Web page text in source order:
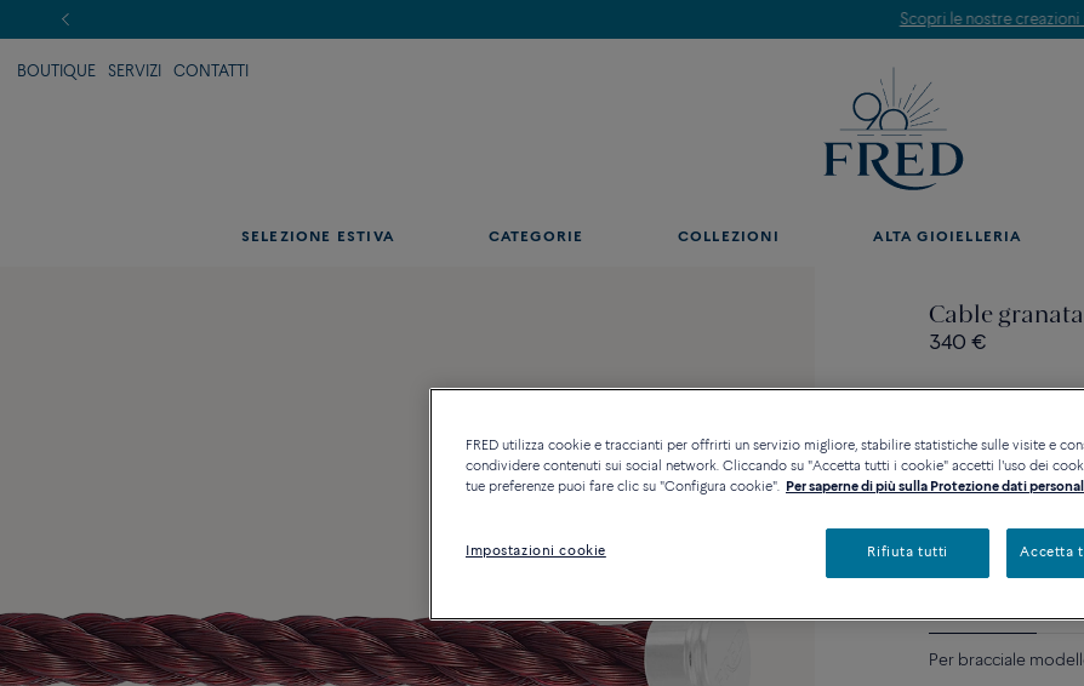
Scopri le nostre creazioni in boutique. Prenota un appuntamento.
BOUTIQUE SERVIZI CONTATTI
SELEZIONE ESTIVA CATEGORIE COLLEZIONI ALTA GIOIELLERIA
Cable granata
340 €
Contattataci per
Per bracciale
FRED utilizza cookie e traccianti per offrirti un servizio migliore, stabilire statistiche sulle visite e
condividere contenuti sui social network. Cliccando su "Accetta tutti i cookie" accetti l'uso dei
tue preferenze puoi fare clic su "Configura cookie". Per saperne di più sulla Protezione dati
Impostazioni cookie Rifiuta tutti Accetta